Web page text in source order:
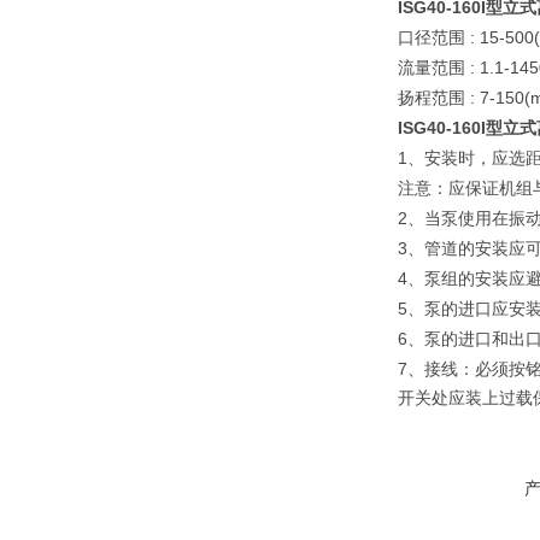
ISG40-160I型立
口径范围 : 15-
流量范围 : 1.1-
扬程范围 : 7-
ISG40-160I型立
1 、安装时，应选
注意：应保证机组
2、当泵使用在振
3、管道的安装应
4、泵组的安装应
5、泵的进口应安
6、泵的进口和出
7、接线：必须按
开关处应装上过载